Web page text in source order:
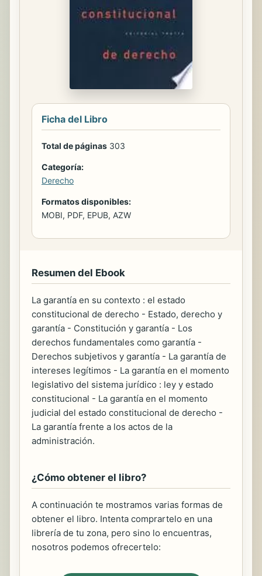
Ficha del Libro
Total de páginas 303
Categoría:
Derecho
Formatos disponibles:
MOBI, PDF, EPUB, AZW
Resumen del Ebook
La garantía en su contexto : el estado
constitucional de derecho - Estado, derecho y
garantía - Constitución y garantía - Los
derechos fundamentales como garantía -
Derechos subjetivos y garantía - La garantía de
intereses legítimos - La garantía en el momento
legislativo del sistema jurídico : ley y estado
constitucional - La garantía en el momento
judicial del estado constitucional de derecho -
La garantía frente a los actos de la
administración.
¿Cómo obtener el libro?
A continuación te mostramos varias formas de
obtener el libro. Intenta comprartelo en una
librería de tu zona, pero sino lo encuentras,
nosotros podemos ofrecertelo: